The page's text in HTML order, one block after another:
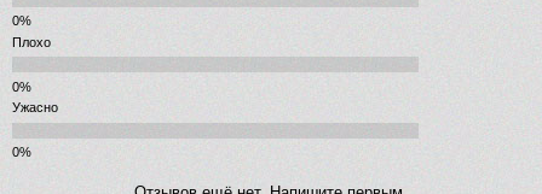
Плохо
Ужасно